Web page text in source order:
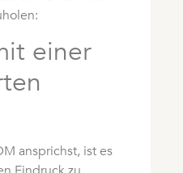
einer
ansprichst, ist es